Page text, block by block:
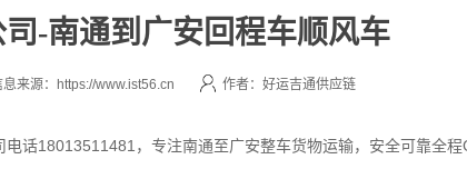
-南通到广安回程车顺风车
息来源：https://www.ist56.cn 作者：好运吉通供应链
话18013511481，专注南通至广安整车货物运输，安全可靠全